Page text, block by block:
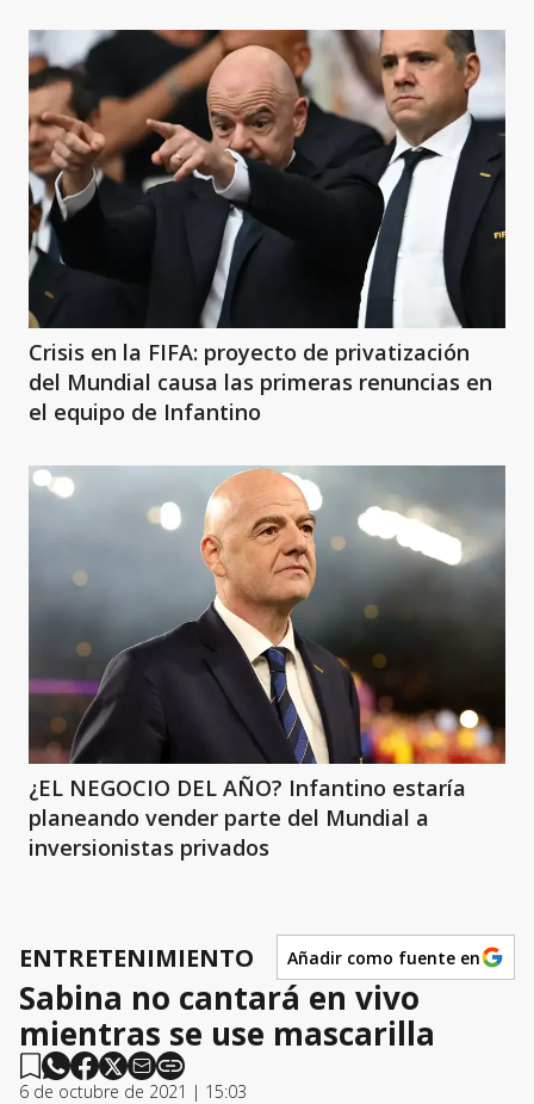
Crisis en la FIFA: proyecto de privatización
del Mundial causa las primeras renuncias en
el equipo de Infantino
¿EL NEGOCIO DEL AÑO? Infantino estaría
planeando vender parte del Mundial a
inversionistas privados
ENTRETENIMIENTO Añadir como fuente en
Sabina no cantará en vivo
mientras se use mascarilla
6 de octubre de 2021 | 15:03